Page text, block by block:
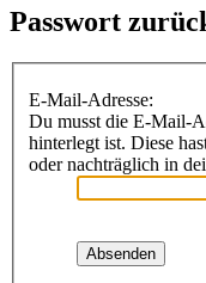
Passwort
E-Mail-Adresse:
Du musst die E-Mail-
hinterlegt ist. Diese
oder nachträglich in